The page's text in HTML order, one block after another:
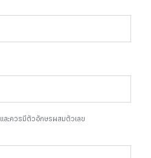
ละควรมีตัวอักษรผสมตัวเลข